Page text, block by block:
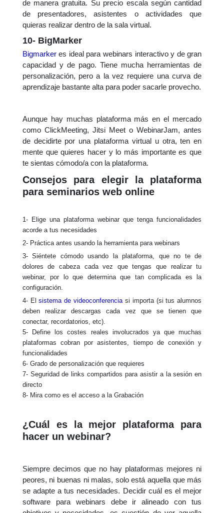
de manera gratuita. Su precio escala según cantidad
de presentadores, asistentes o actividades que
quieras realizar dentro de la sala virtual.
10- BigMarker
Bigmarkeres ideal para webinars interactivo y de gran
capacidad y de pago. Tiene mucha herramientas de
personalización, pero a la vez requiere una curva de
aprendizaje bastante alta para poder sacarle provecho.
Aunque hay muchas plataforma más en el mercado
como ClickMeeting, Jitsi Meet o WebinarJam, antes
de decidirte por una plataforma virtual u otra, ten en
mente que quieres hacer y lo más importante es que
te sientas cómodo/a con la plataforma.
Consejos para elegir la plataforma
para seminarios web online
1- Elige una plataforma webinar que tenga funcionalidades
acorde a tus necesidades
2- Práctica antes usando la herramienta para webinars
3- Siéntete cómodo usando la plataforma, que no te de
dolores de cabeza cada vez que tengas que realizar tu
webinar, por lo que determina que tan complicada es la
configuración.
4- Elsistema de videoconferencia si importa (si tus alumnos
deben realizar descargas cada vez que se tienen que
conectar, recordatorios, etc).
5- Define los costes reales involucrados ya que muchas
plataformas cobran por asistentes, tiempo de conexión y
funcionalidades
6- Grado de personalización que requieres
7- Seguridad de links compartidos para asistir a la sesión en
directo
8- Mira como es el acceso a la Grabación
¿Cuál es la mejor plataforma para
hacer un webinar?
Siempre decimos que no hay plataformas mejores ni
peores, ni buenas ni malas, solo está aquella que más
se adapte a tus necesidades. Decidir cuál es el mejor
software para webinars debe ir alineado con tus